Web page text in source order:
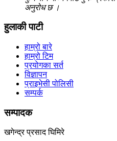
अनुरोध छ ।
हुलाकी पाटी
हाम्रो बारे
हाम्रो टिम
प्रयोगका सर्त
विज्ञापन
प्राइभेसी पोलिसी
सम्पर्क
सम्पादक
खगेन्द्र प्रसाद घिमिरे